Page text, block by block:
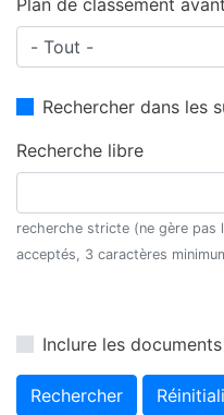
Plan de classement
Rechercher dans les
Recherche libre
recherche stricte (ne gère pas
acceptés, 3 caractères
Inclure les
Rechercher